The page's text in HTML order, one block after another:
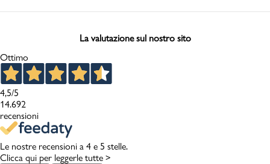
La valutazione sul nostro sito
Ottimo
4,5/5
14.692
recensioni
Le nostre recensioni a 4 e 5 stelle.
Clicca qui per leggerle tutte >